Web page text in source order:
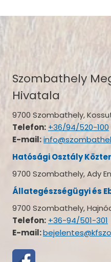
Szombathely
Hivatala
9700 Szombathely,
Telefon: +36/94/520-100
E-mail:
Hatósági Osztály
9700 Szombathely, Ady
Állategészségügyi és
9700 Szombathely,
Telefon: +36-94/501-301
E-mail: